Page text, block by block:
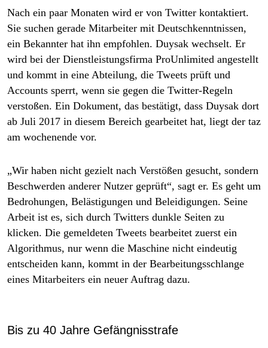
Nach ein paar Monaten wird er von Twitter kontaktiert.
Sie suchen gerade Mitarbeiter mit Deutschkenntnissen,
ein Bekannter hat ihn empfohlen. Duysak wechselt. Er
wird bei der Dienstleistungsfirma ProUnlimited angestellt
und kommt in eine Abteilung, die Tweets prüft und
Accounts sperrt, wenn sie gegen die Twitter-Regeln
verstoßen. Ein Dokument, das bestätigt, dass Duysak dort
ab Juli 2017 in diesem Bereich gearbeitet hat, liegt der taz
am wochenende vor.
„Wir haben nicht gezielt nach Verstößen gesucht, sondern
Beschwerden anderer Nutzer geprüft“, sagt er. Es geht um
Bedrohungen, Belästigungen und Beleidigungen. Seine
Arbeit ist es, sich durch Twitters dunkle Seiten zu
klicken. Die gemeldeten Tweets bearbeitet zuerst ein
Algorithmus, nur wenn die Maschine nicht eindeutig
entscheiden kann, kommt in der Bearbeitungsschlange
eines Mitarbeiters ein neuer Auftrag dazu.
Bis zu 40 Jahre Gefängnisstrafe